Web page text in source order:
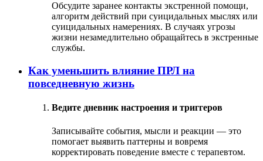
Обсудите заранее контакты экстренной помощи,
алгоритм действий при суицидальных мыслях или
суицидальных намерениях. В случаях угрозы
жизни незамедлительно обращайтесь в экстренные
службы.
Как уменьшить влияние ПРЛ на
повседневную жизнь
Ведите дневник настроения и триггеров
Записывайте события, мысли и реакции — это
помогает выявить паттерны и вовремя
корректировать поведение вместе с терапевтом.